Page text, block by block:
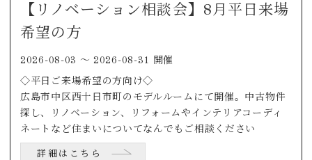
【リノベーション相談会】8月平日来場
希望の方
2026-08-03 〜 2026-08-31 開催
◇平日ご来場希望の方向け◇
広島市中区西十日市町のモデルルームにて開催。中古物件
探し、リノベーション、リフォームやインテリアコーディ
ネートなど住まいについてなんでもご相談ください
詳細はこちら